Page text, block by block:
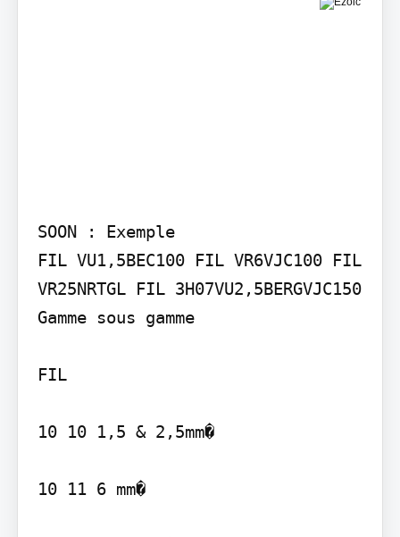
SOON : Exemple
FIL VU1,5BEC100 FIL VR6VJC100 FIL
VR25NRTGL FIL 3H07VU2,5BERGVJC150
Gamme sous gamme
FIL
10 10 1,5 & 2,5mm�
10 11 6 mm�